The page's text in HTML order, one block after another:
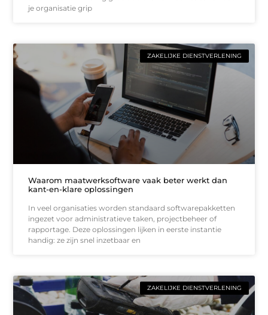
je organisatie grip
ZAKELIJKE DIENSTVERLENING
Waarom maatwerksoftware vaak beter werkt dan
kant-en-klare oplossingen
In veel organisaties worden standaard softwarepakketten
ingezet voor administratieve taken, projectbeheer of
rapportage. Deze oplossingen lijken in eerste instantie
handig: ze zijn snel inzetbaar en
ZAKELIJKE DIENSTVERLENING